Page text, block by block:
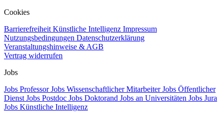
Cookies
Barrierefreiheit Künstliche Intelligenz Impressum
Nutzungsbedingungen Datenschutzerklärung
Veranstaltungshinweise & AGB
Vertrag widerrufen
Jobs
Jobs ProfessorJobs Wissenschaftlicher MitarbeiterJobs Öffentlicher
Dienst Jobs Postdoc Jobs Doktorand Jobs an Universitäten Jobs Jura
Jobs Künstliche Intelligenz